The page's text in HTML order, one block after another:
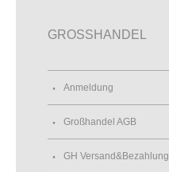
GROSSHANDEL
Anmeldung
Großhandel AGB
GH Versand&Bezahlung